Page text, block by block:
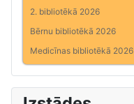
2. bibliotēkā 2026
Bērnu bibliotēkā 2026
Medicīnas bibliotēkā 2026